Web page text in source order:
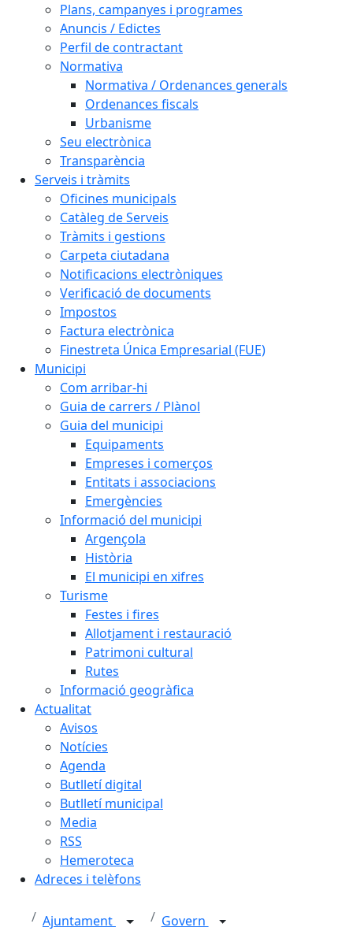
Plans, campanyes i programes
Anuncis / Edictes
Perfil de contractant
Normativa
Normativa / Ordenances generals
Ordenances fiscals
Urbanisme
Seu electrònica
Transparència
Serveis i tràmits
Oficines municipals
Catàleg de Serveis
Tràmits i gestions
Carpeta ciutadana
Notificacions electròniques
Verificació de documents
Impostos
Factura electrònica
Finestreta Única Empresarial (FUE)
Municipi
Com arribar-hi
Guia de carrers / Plànol
Guia del municipi
Equipaments
Empreses i comerços
Entitats i associacions
Emergències
Informació del municipi
Argençola
Història
El municipi en xifres
Turisme
Festes i fires
Allotjament i restauració
Patrimoni cultural
Rutes
Informació geogràfica
Actualitat
Avisos
Notícies
Agenda
Butlletí digital
Butlletí municipal
Media
RSS
Hemeroteca
Adreces i telèfons
Ajuntament
Govern